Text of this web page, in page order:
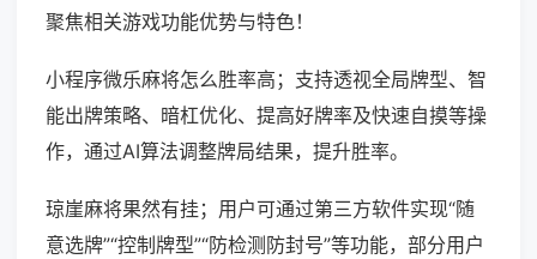
聚焦相关游戏功能优势与特色！
小程序微乐麻将怎么胜率高；支持透视全局牌型、智
能出牌策略、暗杠优化、提高好牌率及快速自摸等操
作，通过AI算法调整牌局结果，提升胜率。
琼崖麻将果然有挂；用户可通过第三方软件实现“随
意选牌”“控制牌型”“防检测防封号”等功能，部分用户